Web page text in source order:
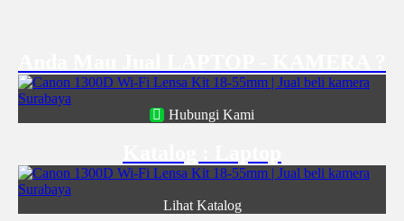
Hubungi Kami
Lihat Katalog